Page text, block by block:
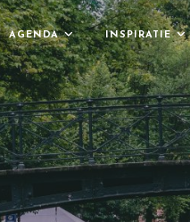
AGENDA INSPIRATIE